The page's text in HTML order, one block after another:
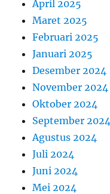
April 2025
Maret 2025
Februari 2025
Januari 2025
Desember 2024
November 2024
Oktober 2024
September 2024
Agustus 2024
Juli 2024
Juni 2024
Mei 2024